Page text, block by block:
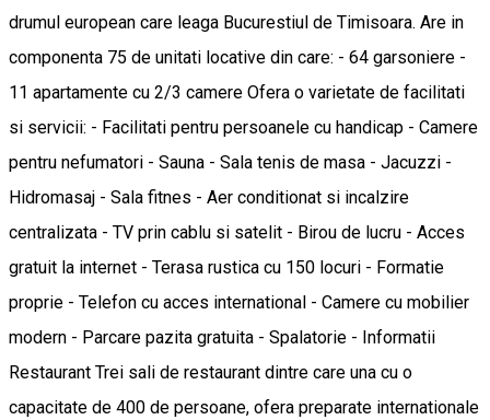
drumul european care leaga Bucurestiul de Timisoara. Are in
componenta 75 de unitati locative din care: - 64 garsoniere -
11 apartamente cu 2/3 camere Ofera o varietate de facilitati
si servicii: - Facilitati pentru persoanele cu handicap - Camere
pentru nefumatori - Sauna - Sala tenis de masa - Jacuzzi -
Hidromasaj - Sala fitnes - Aer conditionat si incalzire
centralizata - TV prin cablu si satelit - Birou de lucru - Acces
gratuit la internet - Terasa rustica cu 150 locuri - Formatie
proprie - Telefon cu acces international - Camere cu mobilier
modern - Parcare pazita gratuita - Spalatorie - Informatii
Restaurant Trei sali de restaurant dintre care una cu o
capacitate de 400 de persoane, ofera preparate internationale